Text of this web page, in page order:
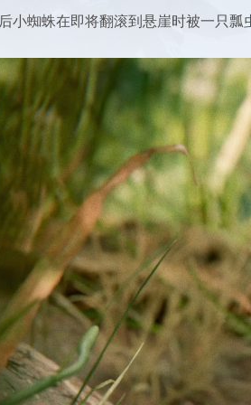
小蜘蛛在即将翻滚到悬崖时被一只瓢